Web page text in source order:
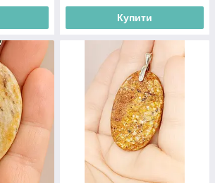
Купити